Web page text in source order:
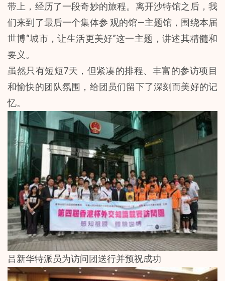
带上，经历了一段奇妙的旅程。离开沙特馆之后，我
们来到了最后一个集体参 观的馆—主题馆，围绕本届
世博“城市，让生活更美好”这一主题，讲述其精髓和
要义。
虽然只有短短7天，但紧凑的排程、丰富的参访项目
和愉快的团队氛围，给团员们留下了深刻而美好的记
忆。
吕新华特派员为访问团送行并预祝成功